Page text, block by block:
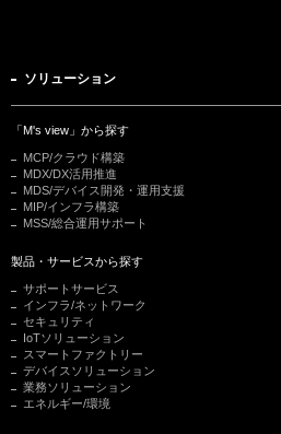
ソリューション
「M's view」から探す
MCP/クラウド構築
MDX/DX活用推進
MDS/デバイス開発・運用支援
MIP/インフラ構築
MSS/総合運用サポート
製品・サービスから探す
サポートサービス
インフラ/ネットワーク
セキュリティ
IoTソリューション
スマートファクトリー
デバイスソリューション
業務ソリューション
エネルギー/環境